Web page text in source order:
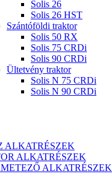
Solis 26
Solis 26 HST
Szántóföldi traktor
Solis 50 RX
Solis 75 CRDi
Solis 90 CRDi
Ültetvény traktor
Solis N 75 CRDi
Solis N 90 CRDi
ALKATRÉSZEK
ALKATRÉSZEK
ALKATRÉSZEK